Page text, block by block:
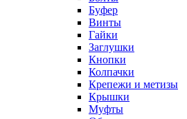
Буфер
Винты
Гайки
Заглушки
Кнопки
Колпачки
Крепежи и метизы
Крышки
Муфты